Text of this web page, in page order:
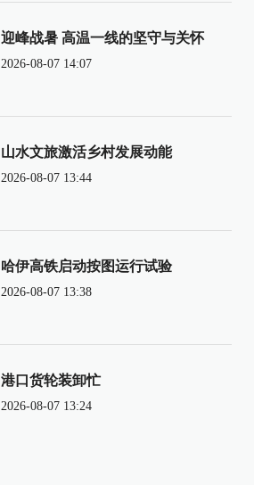
迎峰战暑 高温一线的坚守与关怀
2026-08-07 14:07
山水文旅激活乡村发展动能
2026-08-07 13:44
哈伊高铁启动按图运行试验
2026-08-07 13:38
港口货轮装卸忙
2026-08-07 13:24